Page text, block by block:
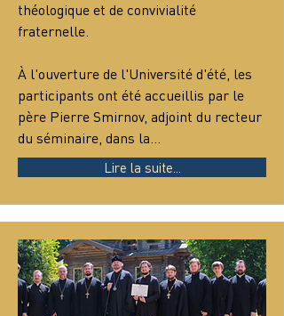
théologique et de convivialité
fraternelle.
À l'ouverture de l'Université d'été, les
participants ont été accueillis par le
père Pierre Smirnov, adjoint du recteur
du séminaire, dans la…
Lire la suite...